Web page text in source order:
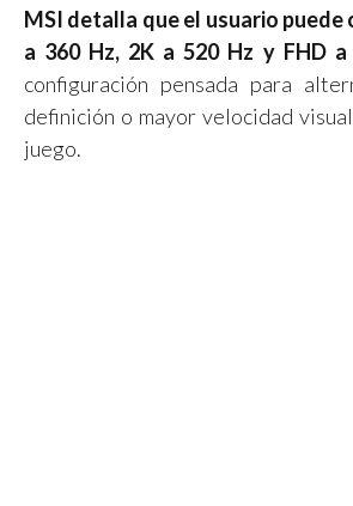
MSI detalla que el usuario puede
a 360 Hz, 2K a 520 Hz y FHD a
configuración pensada para
definición o mayor velocidad
juego.